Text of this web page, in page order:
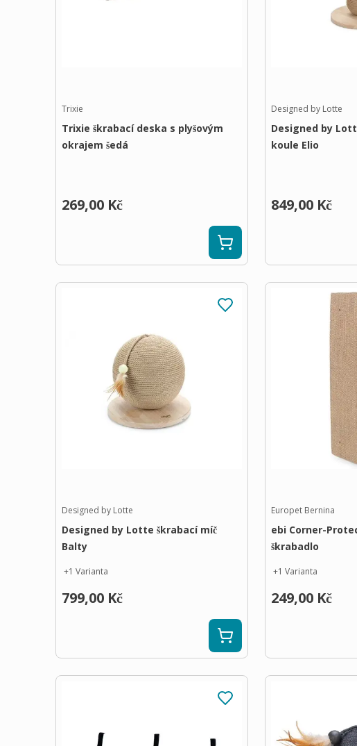
Trixie
Trixie škrabací deska s plyšovým
okrajem šedá
269,00 Kč
Designed by Lotte
Designed by
koule Elio
849,00 Kč
Designed by Lotte
Designed by Lotte škrabací míč
Balty
+1 Varianta
799,00 Kč
Europet Bernina
ebi Corner-
škrabadlo
+1 Varianta
249,00 Kč